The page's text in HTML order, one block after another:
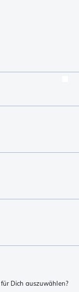
Dich auszuwählen?